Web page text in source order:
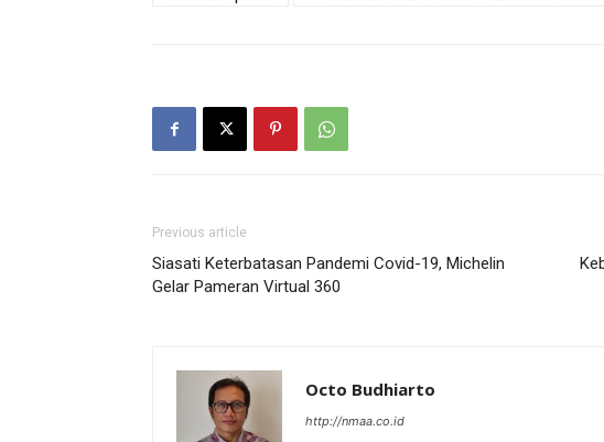
Previous article
Siasati Keterbatasan Pandemi Covid-19, Michelin
Gelar Pameran Virtual 360
Octo Budhiarto
http://nmaa.co.id